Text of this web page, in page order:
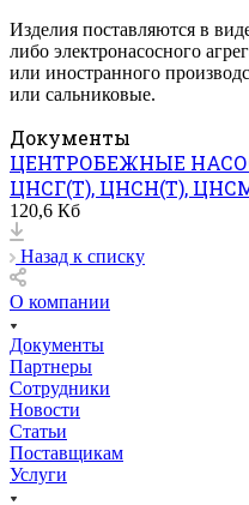
Изделия поставляются в
либо электронасосного
или иностранного
или сальниковые.
Документы
ЦЕНТРОБЕЖНЫЕ
ЦНСГ(Т), ЦНСН(Т),
120,6 Кб
Назад к списку
О компании
Документы
Партнеры
Сотрудники
Новости
Статьи
Поставщикам
Услуги